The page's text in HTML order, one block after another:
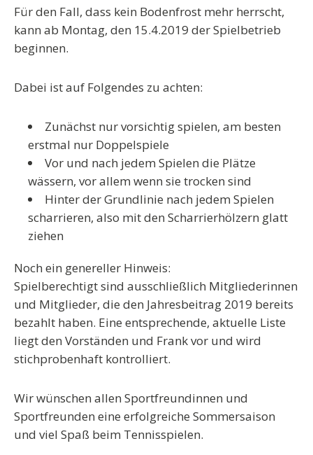
Für den Fall, dass kein Bodenfrost mehr herrscht,
kann ab Montag, den 15.4.2019 der Spielbetrieb
beginnen.
Dabei ist auf Folgendes zu achten:
Zunächst nurvorsichtig spielen, am besten
erstmal nur Doppelspiele
Vor und nach jedem Spielen die Plätze
wässern, vor allem wenn sie trocken sind
Hinter der Grundlinie nach jedem Spielen
scharrieren, also mit den Scharrierhölzern glatt
ziehen
Noch ein genereller Hinweis:
Spielberechtigt sind ausschließlich Mitgliederinnen
und Mitglieder, die den Jahresbeitrag 2019 bereits
bezahlt haben. Eine entsprechende, aktuelle Liste
liegt den Vorständen und Frank vor und wird
stichprobenhaft kontrolliert.
Wir wünschen allen Sportfreundinnen und
Sportfreunden eine erfolgreiche Sommersaison
und viel Spaß beim Tennisspielen.